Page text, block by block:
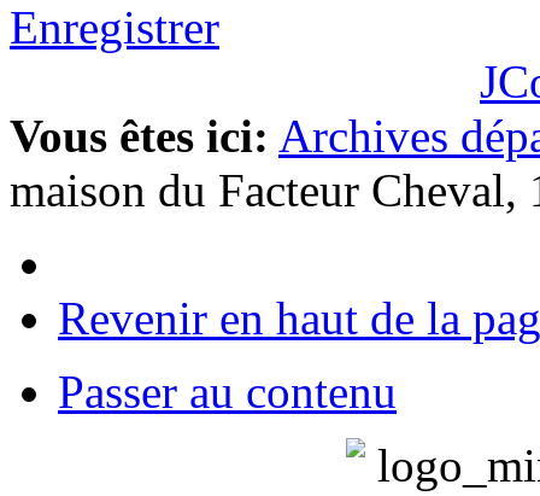
Enregistrer
Vous êtes ici: Archives
maison du Facteur Cheval,
Revenir en haut de la
Passer au contenu